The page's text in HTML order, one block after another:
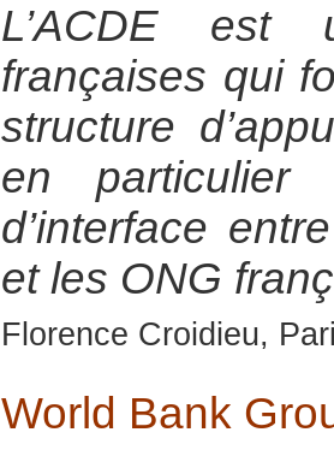
L’ACDE est
françaises qui
structure
en
d’interface
et les ONG
Florence Croidieu,
World Bank